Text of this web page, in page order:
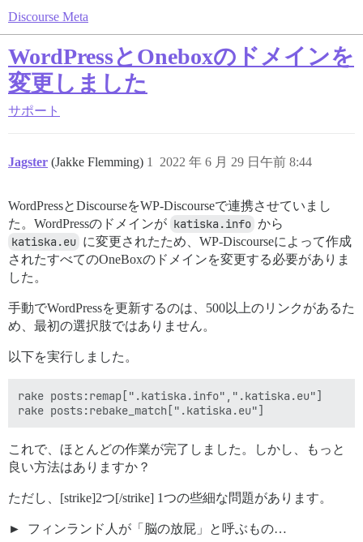
Discourse Meta
WordPressとOneboxのドメインを
変更しました
サポート
Jagster (Jakke Flemming) 2022 年 6 月 29 日午前 8:44
1
WordPressとDiscourseをWP-Discourseで連携させていまし
た。WordPressのドメインが katiska.info から
katiska.eu に変更されたため、WP-Discourseによって作成
されたすべてのOneBoxのドメインを変更する必要がありま
した。
手動でWordPressを更新するのは、500以上のリンクがあるた
め、最初の選択肢ではありません。
以下を実行しました。
rake posts:remap[".katiska.info",".katiska.eu"]
これで、ほとんどの作業が完了しました。しかし、もっと
良い方法はありますか？
ただし、[strike]2つ[/strike] 1つの些細な問題があります。
フィンランド人が「脳の放屁」と呼ぶもの…